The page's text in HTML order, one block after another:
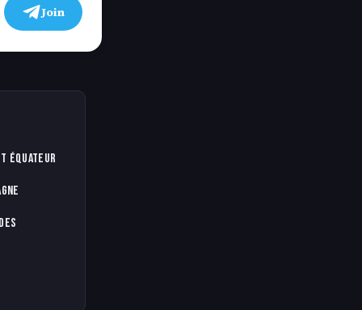
Join
Équateur